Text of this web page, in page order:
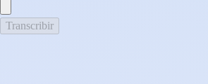
Transcribir